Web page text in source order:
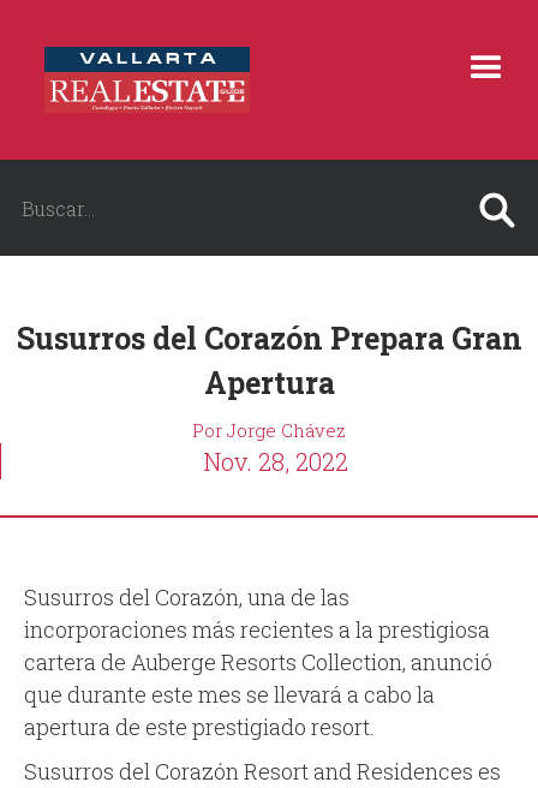
Susurros del Corazón Prepara Gran
Apertura
Por Jorge Chávez
Nov. 28, 2022
Susurros del Corazón, una de las
incorporaciones más recientes a la prestigiosa
cartera de Auberge Resorts Collection, anunció
que durante este mes se llevará a cabo la
apertura de este prestigiado resort.
Susurros del Corazón Resort and Residences es